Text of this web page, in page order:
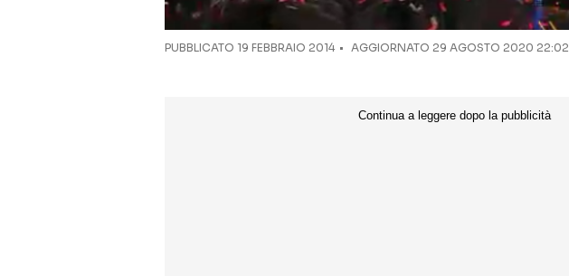
PUBBLICATO 19 FEBBRAIO 2014 AGGIORNATO 29 AGOSTO 2020 22:02